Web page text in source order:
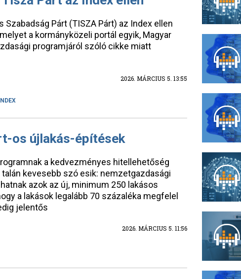
Párt (TISZA Párt) az Index ellen
a kormányközeli portál egyik, Magyar
programjáról szóló cikke miatt
2026. MÁRCIUS 5. 13:55
os újlakás-építések
a kedvezményes hitellehetőség
kevesebb szó esik: nemzetgazdasági
azok az új, minimum 250 lakásos
a lakások legalább 70 százaléka megfelel
jelentős
2026. MÁRCIUS 5. 11:56